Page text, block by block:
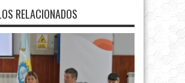
RELACIONADOS